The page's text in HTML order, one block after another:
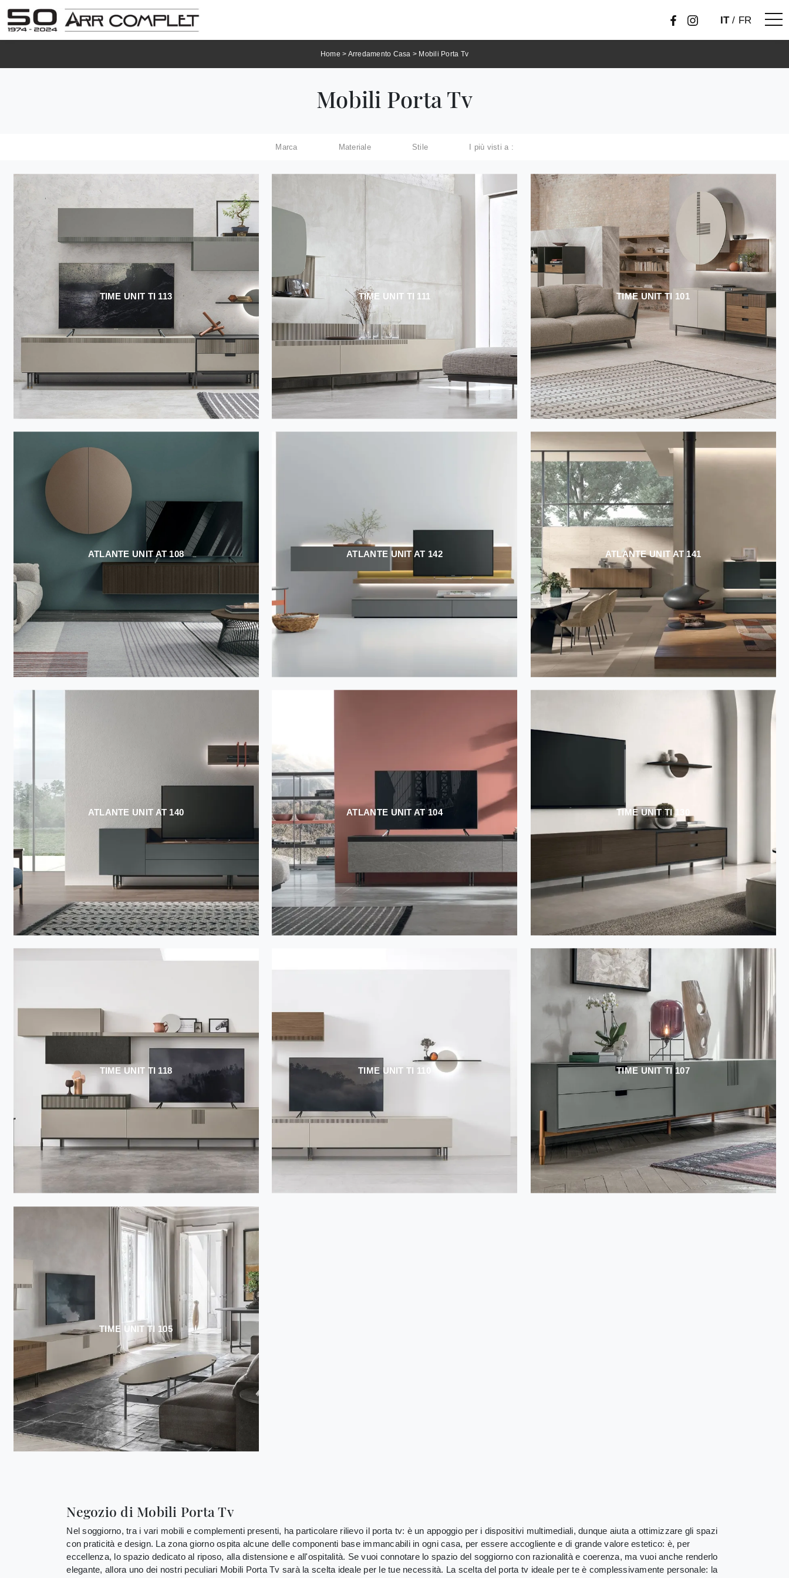
IT/ FR
Home > Arredamento Casa > Mobili Porta Tv
Mobili Porta Tv
Marca Materiale Stile I più visti a :
TIME UNIT TI 113 TIME UNIT TI 111 TIME UNIT TI 101
ATLANTE UNIT AT 108 ATLANTE UNIT AT 142 ATLANTE UNIT AT 141
ATLANTE UNIT AT 140 ATLANTE UNIT AT 104 TIME UNIT TI 130
TIME UNIT TI 118 TIME UNIT TI 110 TIME UNIT TI 107
TIME UNIT TI 105
Negozio di Mobili Porta Tv
Nel soggiorno, tra i vari mobili e complementi presenti, ha particolare rilievo il porta tv: è un appoggio per i dispositivi multimediali, dunque aiuta a ottimizzare gli spazi
con praticità e design. La zona giorno ospita alcune delle componenti base immancabili in ogni casa, per essere accogliente e di grande valore estetico: è, per
eccellenza, lo spazio dedicato al riposo, alla distensione e all'ospitalità. Se vuoi connotare lo spazio del soggiorno con razionalità e coerenza, ma vuoi anche renderlo
elegante, allora uno dei nostri peculiari Mobili Porta Tv sarà la scelta ideale per le tue necessità. La scelta del porta tv ideale per te è complessivamente personale: la